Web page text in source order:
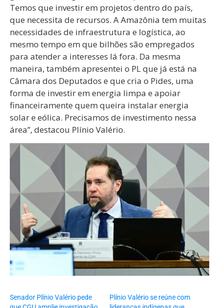
Temos que investir em projetos dentro do país,
que necessita de recursos. A Amazônia tem muitas
necessidades de infraestrutura e logística, ao
mesmo tempo em que bilhões são empregados
para atender a interesses lá fora. Da mesma
maneira, também apresentei o PL que já está na
Câmara dos Deputados e que cria o Pides, uma
forma de investir em energia limpa e apoiar
financeiramente quem queira instalar energia
solar e eólica. Precisamos de investimento nessa
área”, destacou Plínio Valério.
Senador Plínio Valério pede
Plínio Valério se reúne com